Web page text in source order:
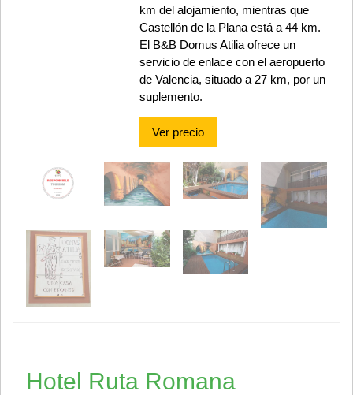
km del alojamiento, mientras que
Castellón de la Plana está a 44 km.
El B&B Domus Atilia ofrece un
servicio de enlace con el aeropuerto
de Valencia, situado a 27 km, por un
suplemento.
Ver precio
Hotel Ruta Romana